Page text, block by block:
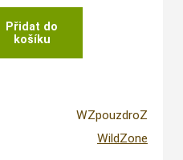
WZpouzdroZ
WildZone